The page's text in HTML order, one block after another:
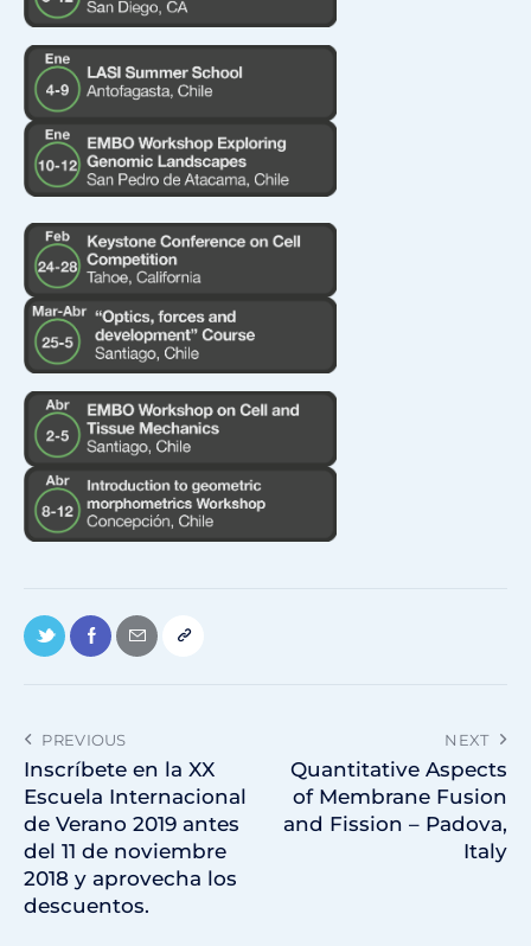
PREVIOUS
Inscríbete en la XX
Escuela Internacional
de Verano 2019 antes
del 11 de noviembre
2018 y aprovecha los
descuentos.
NEXT
Quantitative Aspects
of Membrane Fusion
and Fission – Padova,
Italy